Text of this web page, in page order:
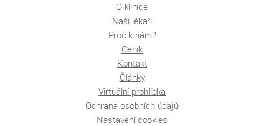
O klinice
Naši lékaři
Proč k nám?
Ceník
Kontakt
Články
Virtuální prohlídka
Ochrana osobních údajů
Nastavení cookies